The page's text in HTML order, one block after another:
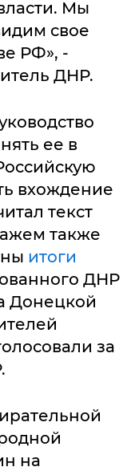
Мы
свое
РФ», -
ДНР.
ее в
вхождение
текст
также
итоги
ДНР
Донецкой
за
на